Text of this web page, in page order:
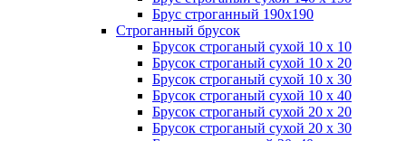
Брус строганный 190х190
Строганный брусок
Брусок строганый сухой 10 х 10
Брусок строганый сухой 10 х 20
Брусок строганый сухой 10 х 30
Брусок строганый сухой 10 х 40
Брусок строганый сухой 20 х 20
Брусок строганый сухой 20 х 30